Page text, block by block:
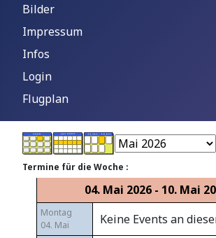
Bilder
Impressum
Infos
Login
Flugplan
Termine für die Woche :
04. Mai 2026 - 10. Mai
Montag
04. Mai
Keine Events an